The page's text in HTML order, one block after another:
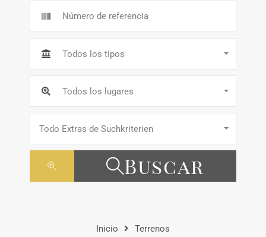
Todos los tipos
Todos los lugares
Todo Extras de Suchkriterien
Buscar
Inicio Terrenos